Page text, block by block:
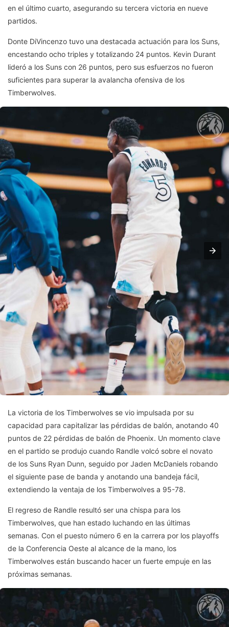
en el último cuarto, asegurando su tercera victoria en nueve
partidos.
Donte DiVincenzo tuvo una destacada actuación para los Suns,
encestando ocho triples y totalizando 24 puntos. Kevin Durant
lideró a los Suns con 26 puntos, pero sus esfuerzos no fueron
suficientes para superar la avalancha ofensiva de los
Timberwolves.
La victoria de los Timberwolves se vio impulsada por su
capacidad para capitalizar las pérdidas de balón, anotando 40
puntos de 22 pérdidas de balón de Phoenix. Un momento clave
en el partido se produjo cuando Randle volcó sobre el novato
de los Suns Ryan Dunn, seguido por Jaden McDaniels robando
el siguiente pase de banda y anotando una bandeja fácil,
extendiendo la ventaja de los Timberwolves a 95-78.
El regreso de Randle resultó ser una chispa para los
Timberwolves, que han estado luchando en las últimas
semanas. Con el puesto número 6 en la carrera por los playoffs
de la Conferencia Oeste al alcance de la mano, los
Timberwolves están buscando hacer un fuerte empuje en las
próximas semanas.